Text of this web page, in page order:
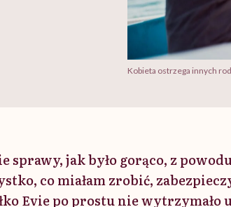
Kobieta ostrzega innych
sprawy, jak było gorąco, z
co miałam zrobić,
Evie po prostu nie wytrzymało